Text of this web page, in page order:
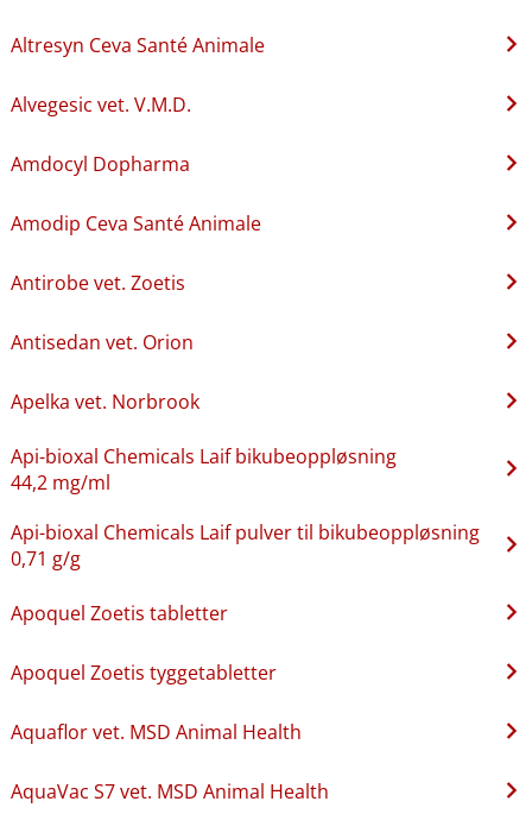
Altresyn Ceva Santé Animale
Alvegesic vet. V.M.D.
Amdocyl Dopharma
Amodip Ceva Santé Animale
Antirobe vet. Zoetis
Antisedan vet. Orion
Apelka vet. Norbrook
Api-bioxal Chemicals Laif bikubeoppløsning
44,2 mg/ml
Api-bioxal Chemicals Laif pulver til bikubeoppløsning
0,71 g/g
Apoquel Zoetis tabletter
Apoquel Zoetis tyggetabletter
Aquaflor vet. MSD Animal Health
AquaVac S7 vet. MSD Animal Health